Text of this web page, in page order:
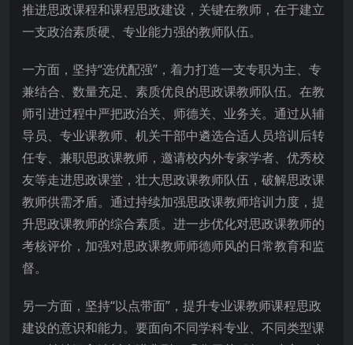
推进思政课程和课程思政建设，关键在教师，在于建立
一支政治素质硬、专业能力强的教师队伍。
一方面，坚持“选优配强”，着力打造一支专职为主、专
兼结合、数量充足、素质优良的思政课教师队伍。在教
师引进过程中严把政治关、师德关、业务关。通过从辅
导员、专业课教师、机关干部中遴选合适人员培训后转
任专、兼职思政课教师，邀请校内外专家学者、优秀校
友等走进思政课堂，壮大思政课教师队伍，破解思政课
教师供需矛盾。通过持续加强思政课教师培训力度，提
升思政课教师的综合素质。进一步优化对思政课教师的
考核评价，加强对思政课教师师德师风的日常教育和监
督。
另一方面，坚持“以点带面”，提升专业课教师课程思政
建设的意识和能力。要面向不同学科专业、不同类型课